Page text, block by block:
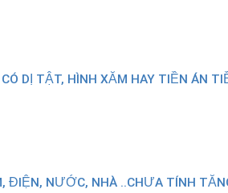
DỊ TẬT, HÌNH XĂM HAY TIỀN ÁN
ĐIỆN, NƯỚC, NHÀ ..CHƯA TÍNH